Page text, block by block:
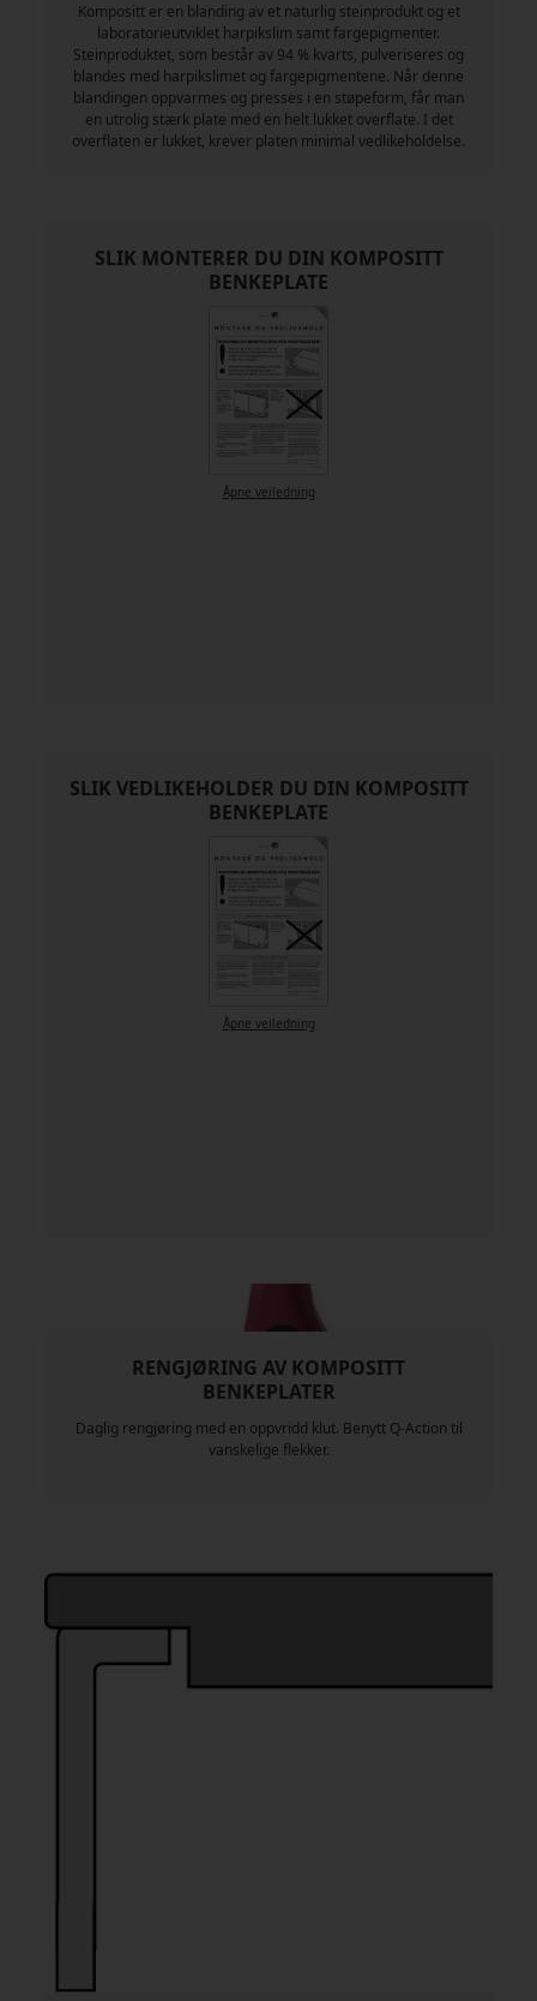
Kompositt er en blanding av et naturlig steinprodukt og et
laboratorieutviklet harpikslim samt fargepigmenter.
Steinproduktet, som består av 94 % kvarts, pulveriseres og
blandes med harpikslimet og fargepigmentene. Når denne
blandingen oppvarmes og presses i en støpeform, får man
en utrolig stærk plate med en helt lukket overflate. I det
overflaten er lukket, krever platen minimal vedlikeholdelse.
SLIK MONTERER DU DIN KOMPOSITT
BENKEPLATE
Åpne veiledning
SLIK VEDLIKEHOLDER DU DIN KOMPOSITT
BENKEPLATE
Åpne veiledning
RENGJØRING AV KOMPOSITT
BENKEPLATER
Daglig rengjøring med en oppvridd klut. Benytt Q-Action til
vanskelige flekker.